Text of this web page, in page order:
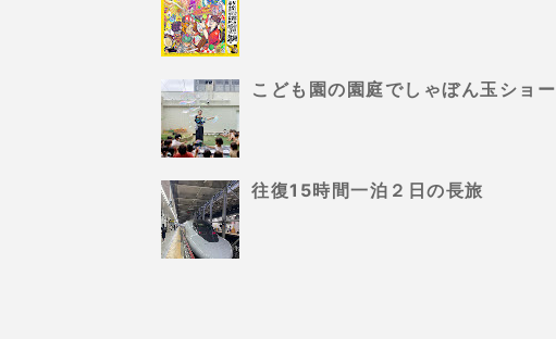
こども園の園庭でしゃぼん玉ショー
往復15時間一泊２日の長旅